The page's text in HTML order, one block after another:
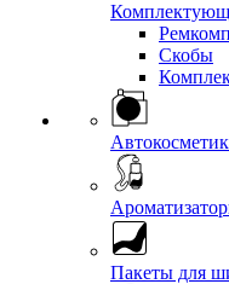
Скобы
Пакеты для